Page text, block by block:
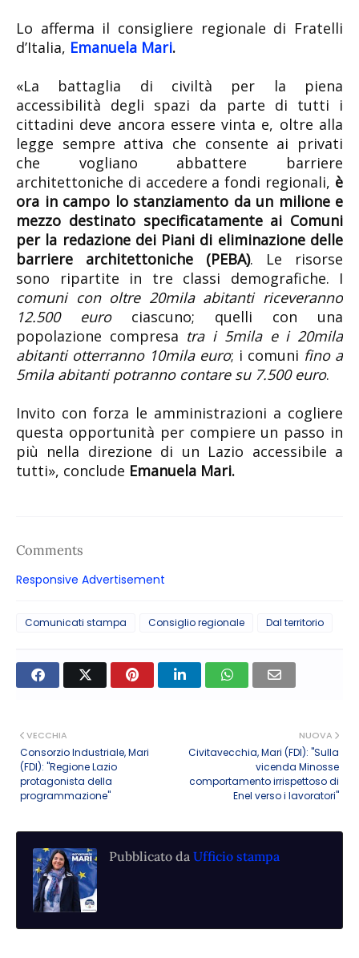
Lo afferma il consigliere regionale di Fratelli
d’Italia, Emanuela Mari.
«La battaglia di civiltà per la piena
accessibilità degli spazi da parte di tutti i
cittadini deve ancora essere vinta e, oltre alla
legge sempre attiva che consente ai privati
che vogliano abbattere barriere
architettoniche di accedere a fondi regionali, è
ora in campo lo stanziamento da un milione e
mezzo destinato specificatamente ai Comuni
per la redazione dei Piani di eliminazione delle
barriere architettoniche (PEBA). Le risorse
sono ripartite in tre classi demografiche. I
comuni con oltre 20mila abitanti riceveranno
12.500 euro ciascuno; quelli con una
popolazione compresa tra i 5mila e i 20mila
abitanti otterranno 10mila euro; i comuni fino a
5mila abitanti potranno contare su 7.500 euro.
Invito con forza le amministrazioni a cogliere
questa opportunità per compiere un passo in
più nella direzione di un Lazio accessibile a
tutti», conclude Emanuela Mari.
Comments
Responsive Advertisement
Comunicati stampa Consiglio regionale Dal territorio
NUOVA
Civitavecchia, Mari (FDI): "Sulla
vicenda Minosse
comportamento irrispettoso di
Enel verso i lavoratori"
VECCHIA
Consorzio Industriale, Mari
(FDI): "Regione Lazio
protagonista della
programmazione"
Pubblicato da Ufficio stampa